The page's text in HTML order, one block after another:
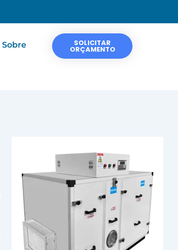
Sobre SOLICITAR
ORÇAMENTO